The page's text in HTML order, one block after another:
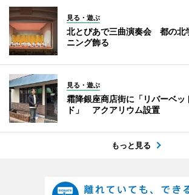
見る・遊ぶ
北とぴあで三曲演奏会 都の北
ニング飾る
見る・遊ぶ
霜降銀座商店街に「リバーベッ
ド」 アクアリウム設置
もっと見る